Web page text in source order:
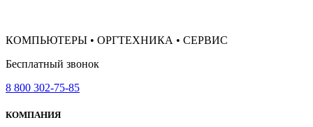
КОМПЬЮТЕРЫ • ОРГТЕХНИКА • СЕРВИС
Бесплатный звонок
8 800 302-75-85
КОМПАНИЯ